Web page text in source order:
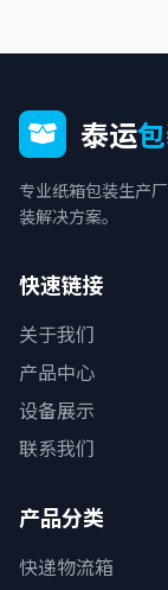
泰运
专业纸箱包装生产
装解决方案。
快速链接
关于我们
产品中心
设备展示
联系我们
产品分类
快递物流箱